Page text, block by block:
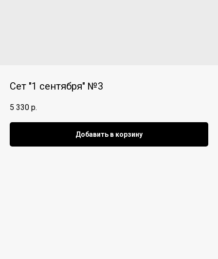
Сет "1 сентября" №3
5 330 р.
Добавить в корзину